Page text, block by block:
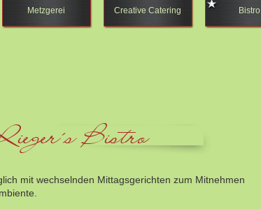
Metzgerei Creative Catering Bistro
Bistro
mit wechselnden Mittagsgerichten zum Mitnehmen